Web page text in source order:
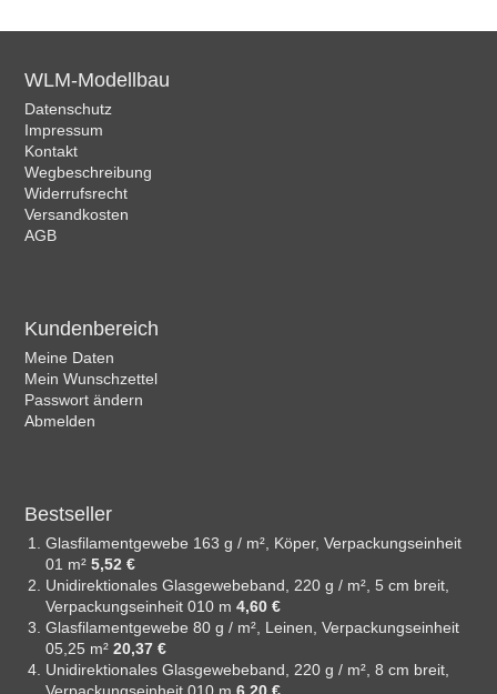
WLM-Modellbau
Datenschutz
Impressum
Kontakt
Wegbeschreibung
Widerrufsrecht
Versandkosten
AGB
Kundenbereich
Meine Daten
Mein Wunschzettel
Passwort ändern
Abmelden
Bestseller
Glasfilamentgewebe 163 g / m², Köper, Verpackungseinheit
01 m²5,52 €
Unidirektionales Glasgewebeband, 220 g / m², 5 cm breit,
Verpackungseinheit 010 m4,60 €
Glasfilamentgewebe 80 g / m², Leinen, Verpackungseinheit
05,25 m²20,37 €
Unidirektionales Glasgewebeband, 220 g / m², 8 cm breit,
Verpackungseinheit 010 m6,20 €